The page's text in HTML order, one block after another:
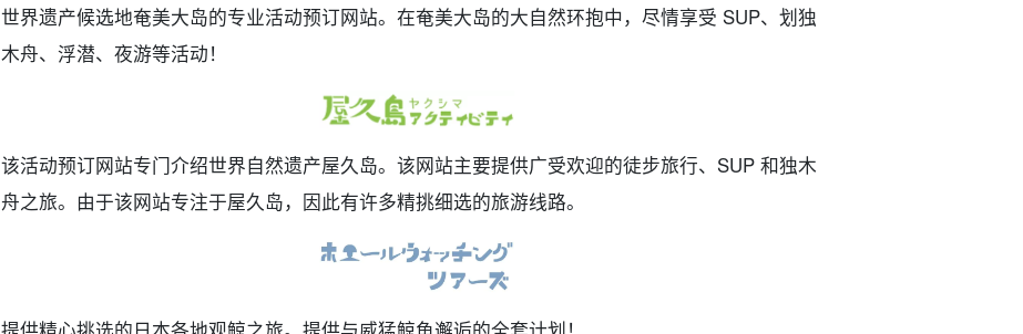
世界遗产候选地奄美大岛的专业活动预订网站。在奄美大岛的大自然环抱中，尽情享受 SUP、划独
木舟、浮潜、夜游等活动！
该活动预订网站专门介绍世界自然遗产屋久岛。该网站主要提供广受欢迎的徒步旅行、SUP 和独木
舟之旅。由于该网站专注于屋久岛，因此有许多精挑细选的旅游线路。